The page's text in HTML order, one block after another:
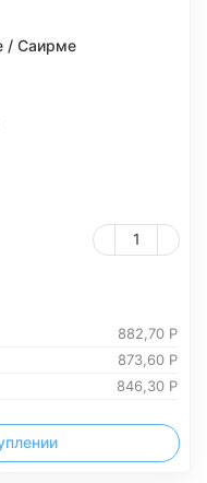
/ Саирме
882,70 Р
873,60 Р
846,30 Р